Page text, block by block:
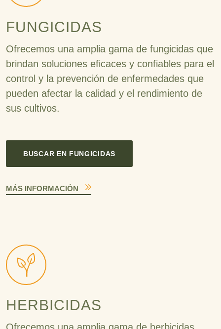
FUNGICIDAS
Ofrecemos una amplia gama de fungicidas que
brindan soluciones eficaces y confiables para el
control y la prevención de enfermedades que
pueden afectar la calidad y el rendimiento de
sus cultivos.
BUSCAR EN FUNGICIDAS
MÁS INFORMACIÓN
HERBICIDAS